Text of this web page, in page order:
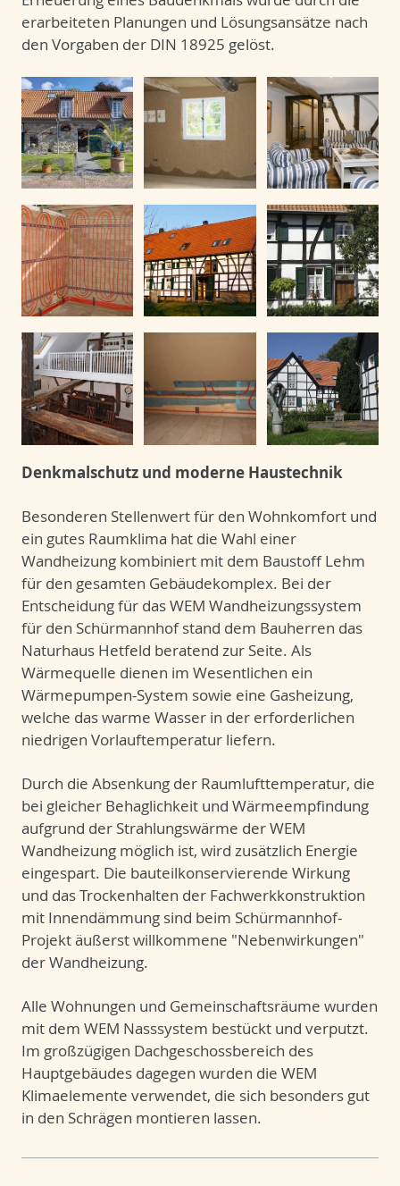
erarbeiteten Planungen und Lösungsansätze nach
den Vorgaben der DIN 18925 gelöst.
Denkmalschutz und moderne Haustechnik
Besonderen Stellenwert für den Wohnkomfort und
ein gutes Raumklima hat die Wahl einer
Wandheizung kombiniert mit dem Baustoff Lehm
für den gesamten Gebäudekomplex. Bei der
Entscheidung für das WEM Wandheizungssystem
für den Schürmannhof stand dem Bauherren das
Naturhaus Hetfeld beratend zur Seite. Als
Wärmequelle dienen im Wesentlichen ein
Wärmepumpen-System sowie eine Gasheizung,
welche das warme Wasser in der erforderlichen
niedrigen Vorlauftemperatur liefern.
Durch die Absenkung der Raumlufttemperatur, die
bei gleicher Behaglichkeit und Wärmeempfindung
aufgrund der Strahlungswärme der WEM
Wandheizung möglich ist, wird zusätzlich Energie
eingespart. Die bauteilkonservierende Wirkung
und das Trockenhalten der Fachwerkkonstruktion
mit Innendämmung sind beim Schürmannhof-
Projekt äußerst willkommene "Nebenwirkungen"
der Wandheizung.
Alle Wohnungen und Gemeinschaftsräume wurden
mit dem WEM Nasssystem bestückt und verputzt.
Im großzügigen Dachgeschossbereich des
Hauptgebäudes dagegen wurden die WEM
Klimaelemente verwendet, die sich besonders gut
in den Schrägen montieren lassen.